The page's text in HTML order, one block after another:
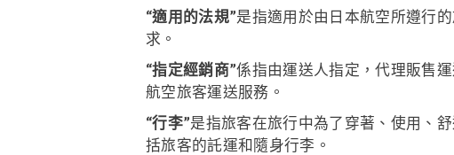
“適用的法規”是指適用於由日本航空所遵行
求。
“指定經銷商”係指由運送人指定，代理販售
航空旅客運送服務。
“行李”是指旅客在旅行中為了穿著、使用、
括旅客的託運和隨身行李。